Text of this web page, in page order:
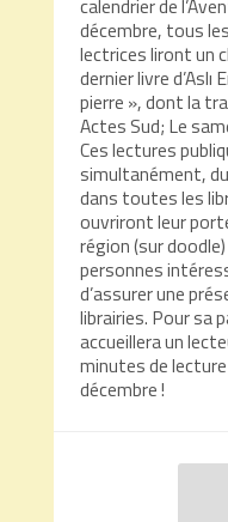
décembre, tous
lectrices liront un
dernier livre
pierre », dont la
Actes Sud; Le
Ces lectures
simultanément,
dans toutes les
ouvriront leur
région (sur
personnes
d’assurer une
librairies. Pour sa
accueillera un
minutes de
décembre !